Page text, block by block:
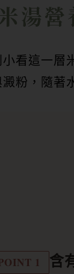
湯營
小看這一層
澱粉，隨著
1 含